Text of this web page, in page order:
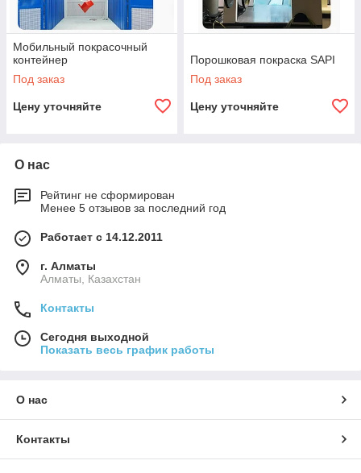
Мобильный покрасочный
контейнер
Под заказ
Цену уточняйте
Порошковая покраска SAPI
Под заказ
Цену уточняйте
О нас
Рейтинг не сформирован
Менее 5 отзывов за последний год
Работает с 14.12.2011
г. Алматы
Алматы, Казахстан
Контакты
Сегодня выходной
Показать весь график работы
О нас
Контакты